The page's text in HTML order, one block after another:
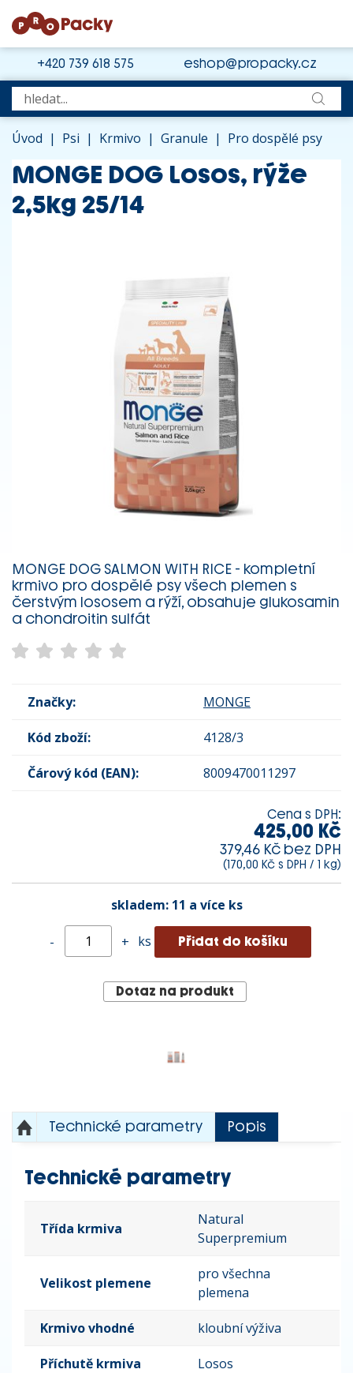
+420 739 618 575 eshop@propacky.cz
Úvod | Psi | Krmivo | Granule | Pro dospělé psy
MONGE DOG Losos, rýže
2,5kg 25/14
MONGE DOG SALMON WITH RICE - kompletní
krmivo pro dospělé psy všech plemen s
čerstvým lososem a rýží, obsahuje glukosamin
a chondroitin sulfát
Značky: MONGE
Kód zboží: 4128/3
Čárový kód (EAN): 8009470011297
Cena s DPH:
425,00 Kč
379,46 Kč bez DPH
(170,00 Kč s DPH / 1 kg)
skladem: 11 a více ks
- + ks
Dotaz na produkt
Technické parametry Popis
Technické parametry
Třída krmiva
Natural
Superpremium
Velikost plemene
pro všechna
plemena
Krmivo vhodné kloubní výživa
Příchutě krmiva Losos